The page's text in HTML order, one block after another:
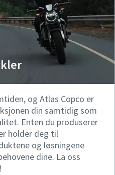
og Atlas Copco er
din samtidig som
Enten du produserer
holder deg til
og løsningene
dine. La oss